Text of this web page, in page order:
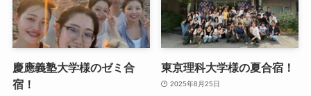
慶應義塾大学様のゼミ合
宿！
東京理科大学様の夏合宿！
2025年8月25日